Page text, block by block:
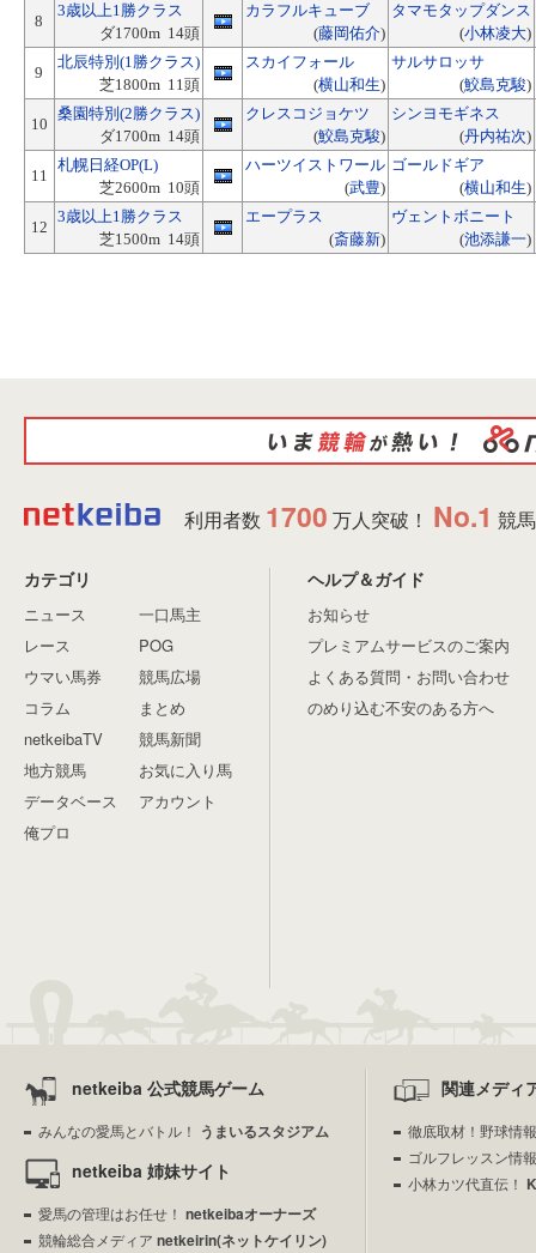
8
3歳以上1勝クラス
ダ1700m 14頭
カラフルキューブ
(藤岡佑介)
タマモタップダンス
(小林凌大)
9
北辰特別(1勝クラス)
芝1800m 11頭
スカイフォール
(横山和生)
サルサロッサ
(鮫島克駿)
10
桑園特別(2勝クラス)
ダ1700m 14頭
クレスコジョケツ
(鮫島克駿)
シンヨモギネス
(丹内祐次)
11
札幌日経OP(L)
芝2600m 10頭
ハーツイストワール
(武豊)
ゴールドギア
(横山和生)
12
3歳以上1勝クラス
芝1500m 14頭
エープラス
(斎藤新)
ヴェントボニート
(池添謙一)
利用者数 1700 万人突破！ No.1 競
カテゴリ
ニュース
レース
ウマい馬券
コラム
netkeibaTV
地方競馬
データベース
俺プロ
一口馬主
POG
競馬広場
まとめ
競馬新聞
お気に入り馬
アカウント
ヘルプ＆ガイド
お知らせ
プレミアムサービスのご案内
よくある質問・お問い合わせ
のめり込む不安のある方へ
netkeiba 公式競馬ゲーム
みんなの愛馬とバトル！ うまいるスタジアム
netkeiba 姉妹サイト
愛馬の管理はお任せ！ netkeibaオーナーズ
競輪総合メディア netkeirin(ネットケイリン)
関連メディ
徹底取材！野球情
ゴルフレッスン情
小林カツ代直伝！